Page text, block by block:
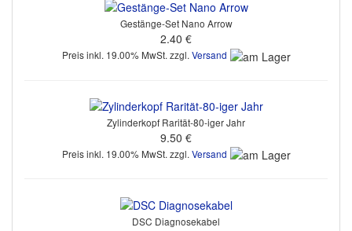
Gestänge-Set Nano Arrow
2.40 €
Preis inkl. 19.00% MwSt. zzgl. Versand
Zylinderkopf Rarität-80-iger Jahr
9.50 €
Preis inkl. 19.00% MwSt. zzgl. Versand
DSC Diagnosekabel